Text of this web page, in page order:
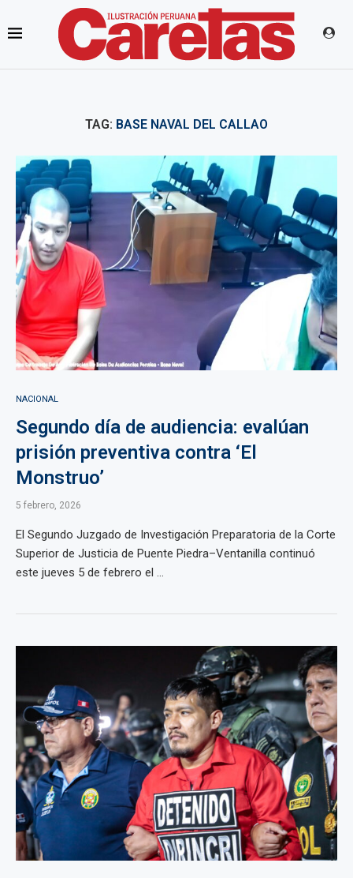
TAG: BASE NAVAL DEL CALLAO
NACIONAL
Segundo día de audiencia: evalúan
prisión preventiva contra ‘El
Monstruo’
5 febrero, 2026
El Segundo Juzgado de Investigación Preparatoria de la Corte
Superior de Justicia de Puente Piedra–Ventanilla continuó
este jueves 5 de febrero el ...